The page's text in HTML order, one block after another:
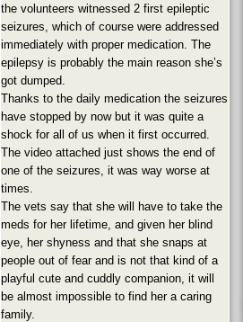
the volunteers witnessed 2 first epileptic
seizures, which of course were addressed
immediately with proper medication. The
epilepsy is probably the main reason she’s
got dumped.
Thanks to the daily medication the seizures
have stopped by now but it was quite a
shock for all of us when it first occurred.
The video attached just shows the end of
one of the seizures, it was way worse at
times.
The vets say that she will have to take the
meds for her lifetime, and given her blind
eye, her shyness and that she snaps at
people out of fear and is not that kind of a
playful cute and cuddly companion, it will
be almost impossible to find her a caring
family.